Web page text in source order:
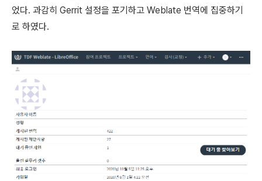
었다. 과감히 Gerrit 설정을 포기하고 Weblate 번역에 집중하기
로 하였다.